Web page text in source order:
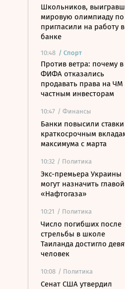
Школьников,
мировую олимпиаду
пригласили на работу
банке
10:48 / Спорт
Против ветра: почему в
ФИФА отказались
продавать права на ЧМ
частным инвесторам
10:47 / Финансы
Банки повысили
краткосрочным
максимума с марта
10:32 / Политика
Экс-премьера Украины
могут назначить главой
«Нафтогаза»
10:21 / Политика
Число погибших после
стрельбы в школе
Таиланда достигло
человек
10:08 / Политика
Сенат США утвердил